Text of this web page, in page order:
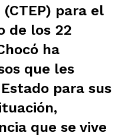
para el
de los 22
ha
que les
para sus
que se vive